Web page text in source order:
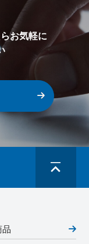
お気軽に
品